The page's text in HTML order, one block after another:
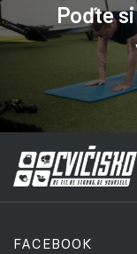
Poďte
FACEBOOK